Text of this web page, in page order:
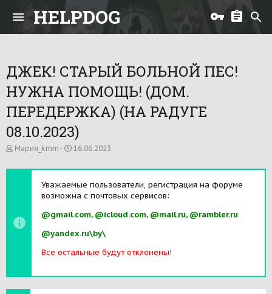
HELPDOG
ДЖЕК! СТАРЫЙ БОЛЬНОЙ ПЕС!
НУЖНА ПОМОЩЬ! (ДОМ.
ПЕРЕДЕРЖКА) (НА РАДУГЕ
08.10.2023)
А
т
м
ы
Мария_kmm
Д
т
н
а
а
а
16.06.2023
Уважаемые пользователи, регистрация на форуме
возможна с почтовых сервисов:
@gmail.com, @icloud.com, @mail.ru, @rambler.ru
@yandex.ru\by\
Все остальные будут отклонены!